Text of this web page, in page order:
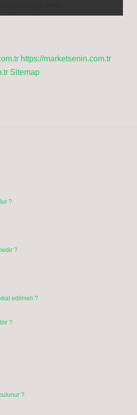
https://marketsenin.com.tr
Sitemap
?
?
edilmeli ?
?
?